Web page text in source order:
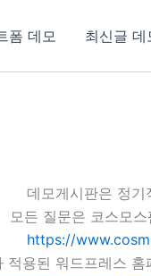
폼 데모 최신글 데
데모게시판은 정
모든 질문은 코스모
https://
적용된 워드프레스